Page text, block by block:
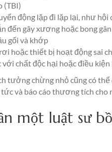
(TBI)
động lặp đi lặp lại, như hội
đến gãy xương hoặc bong gân
gối và khớp
hoặc thiết bị hoạt động sai
chất độc hại hoặc điều kiện
tưởng chừng nhỏ cũng có
và báo cáo thương tích
một luật sư